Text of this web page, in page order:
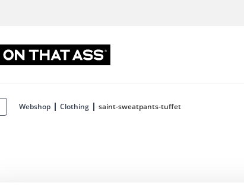
Webshop Clothing saint-sweatpants-tuffet